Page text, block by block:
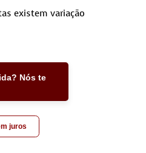
existem variação
Nós te
juros